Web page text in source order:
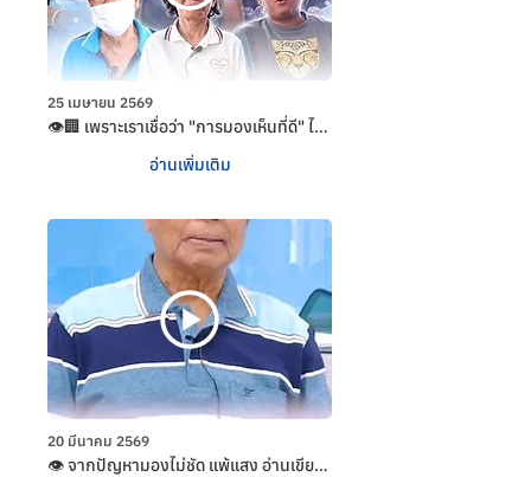
25 เมษายน 2569
👁️🏢 เพราะเราเชื่อว่า "การมองเห็นที่ดี" ไม่
ควรมีอุปสรรคเรื่องระยะทาง
เสียงยืนยันจากคุณฐิติ สุโกรัตน์ กับความ
เคลื่อนที่" ของโรงพยาบาลศุภมิตร ที่พร้อม
ดูแลพี่น้องข้าราชการและประชาชนทุก
ภูมิภาค
อ่านเพิ่มเติม
20 มีนาคม 2569
👁️ จากปัญหามองไม่ชัด แพ้แสง อ่านเขียน